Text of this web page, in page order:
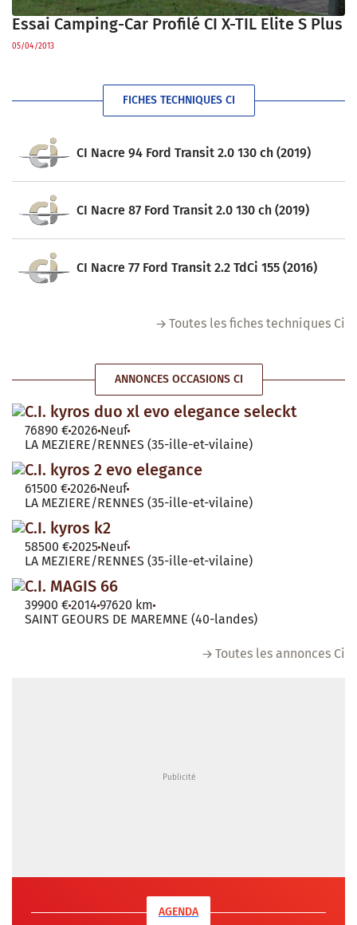
Essai Camping-Car Profilé CI X-TIL Elite S Plus
05/04/2013
FICHES TECHNIQUES CI
CI Nacre 94 Ford Transit 2.0 130 ch (2019)
CI Nacre 87 Ford Transit 2.0 130 ch (2019)
CI Nacre 77 Ford Transit 2.2 TdCi 155 (2016)
Toutes les fiches techniques Ci
ANNONCES OCCASIONS CI
C.I. kyros duo xl evo elegance seleckt
76890 €2026 Neuf
LA MEZIERE/RENNES (35-ille-et-vilaine)
C.I. kyros 2 evo elegance
61500 €2026 Neuf
LA MEZIERE/RENNES (35-ille-et-vilaine)
C.I. kyros k2
58500 €2025 Neuf
LA MEZIERE/RENNES (35-ille-et-vilaine)
C.I. MAGIS 66
39900 €2014 97620 km
SAINT GEOURS DE MAREMNE (40-landes)
Toutes les annonces Ci
AGENDA